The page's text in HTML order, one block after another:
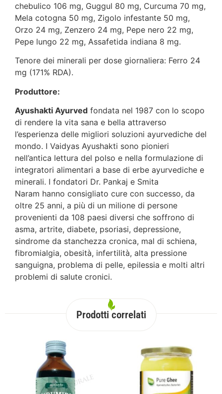
chebulico 106 mg, Guggul 80 mg, Curcuma 70 mg,
Mela cotogna 50 mg, Zigolo infestante 50 mg,
Orzo 24 mg, Zenzero 24 mg, Pepe nero 22 mg,
Pepe lungo 22 mg, Assafetida indiana 8 mg.
Tenore dei minerali per dose giornaliera: Ferro 24
mg (171% RDA).
Produttore:
Ayushakti Ayurved fondata nel 1987 con lo scopo
di rendere la vita sana e bella attraverso
l’esperienza delle migliori soluzioni ayurvediche del
mondo. I Vaidyas Ayushakti sono pionieri
nell’antica lettura del polso e nella formulazione di
integratori alimentari a base di erbe ayurvediche e
minerali. I fondatori Dr. Pankaj e Smita
Naram hanno consigliato cure con successo, da
oltre 25 anni, a più di un milione di persone
provenienti da 108 paesi diversi che soffrono di
asma, artrite, diabete, psoriasi, depressione,
sindrome da stanchezza cronica, mal di schiena,
fibromialgia, obesità, infertilità, alta pressione
sanguigna, problema di pelle, epilessia e molti altri
problemi di salute cronici.
Prodotti correlati